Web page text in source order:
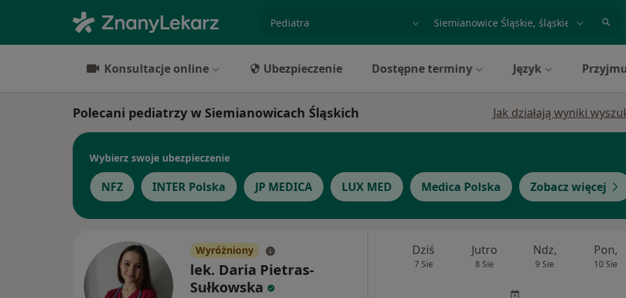
miasto lub dzielnica
Konsultacje online Ubezpieczenie Dostępne terminy Język
Polecani pediatrzy w Siemianowicach Śląskich Jak działają wyniki
Wybierz swoje ubezpieczenie
NFZ INTER Polska JP MEDICA LUX MED Medica Polska Zobacz więcej
Wyróżniony
lek. Daria Pietras-
Sułkowska
Dziś
7 Sie
Jutro
8 Sie
Ndz,
9 Sie
Pon,
10 Sie